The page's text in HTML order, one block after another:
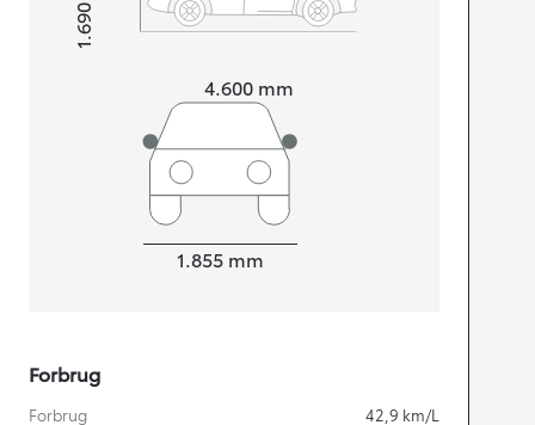
4.600 mm
Højt1.690
1.855 mm
Forbrug
Forbrug 42,9 km/L